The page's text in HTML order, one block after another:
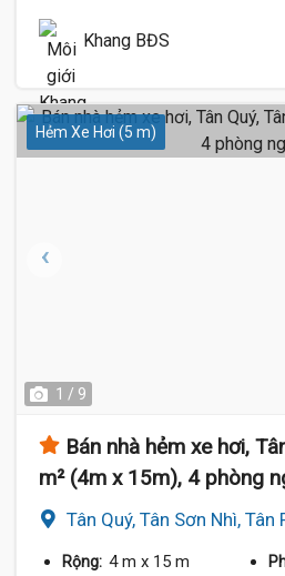
Khang BĐS
Hẻm Xe Hơi (5 m)
1 / 9
Bán nhà hẻm xe hơi,
m² (4m x 15m), 4 phòng
Tân Quý, Tân Sơn Nhì, Tân
Rộng: 4 m x 15 m